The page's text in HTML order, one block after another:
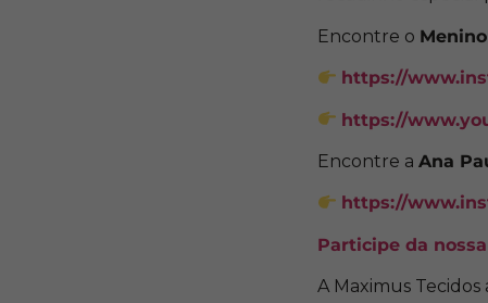
Encontre o
https://
https://
Encontre aAna
https://
Participe da
A Maximus